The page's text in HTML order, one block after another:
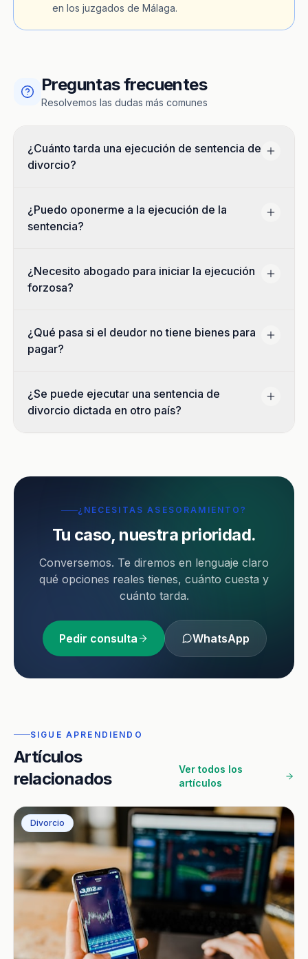
en los juzgados de Málaga.
Preguntas frecuentes
Resolvemos las dudas más comunes
¿Cuánto tarda una ejecución de sentencia de
divorcio?
¿Puedo oponerme a la ejecución de la
sentencia?
¿Necesito abogado para iniciar la ejecución
forzosa?
¿Qué pasa si el deudor no tiene bienes para
pagar?
¿Se puede ejecutar una sentencia de
divorcio dictada en otro país?
¿NECESITAS ASESORAMIENTO?
Tu caso, nuestra prioridad.
Conversemos. Te diremos en lenguaje claro
qué opciones reales tienes, cuánto cuesta y
cuánto tarda.
Pedir consulta WhatsApp
SIGUE APRENDIENDO
Artículos
relacionados
Ver todos los
artículos
Divorcio